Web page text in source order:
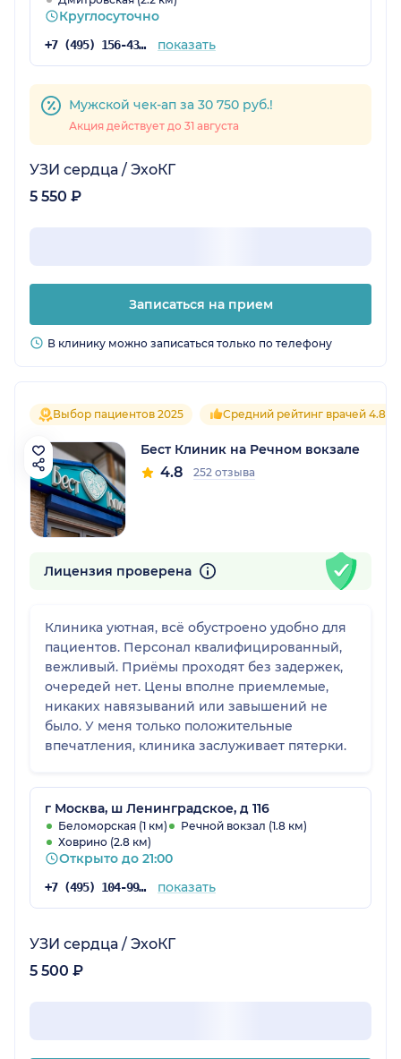
Круглосуточно
+7 (495) 156-43-19 показать
Мужской чек-ап за 30 750 руб.!
Акция действует до 31 августа
УЗИ сердца / ЭхоКГ
5 550 ₽
Записаться на прием
В клинику можно записаться только по телефону
Выбор пациентов 2025 Средний рейтинг врачей 4.8
Бест Клиник на Речном вокзале
4.8 252 отзыва
Лицензия проверена
Клиника уютная, всё обустроено удобно для
пациентов. Персонал квалифицированный,
вежливый. Приёмы проходят без задержек,
очередей нет. Цены вполне приемлемые,
никаких навязываний или завышений не
было. У меня только положительные
впечатления, клиника заслуживает пятерки.
г Москва, ш Ленинградское, д 116
Беломорская (1 км)
Речной вокзал (1.8 км)
Ховрино (2.8 км)
Открыто до 21:00
+7 (495) 104-99-85 показать
УЗИ сердца / ЭхоКГ
5 500 ₽